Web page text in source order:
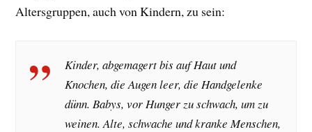
Altersgruppen, auch von Kindern, zu sein:
Kinder, abgemagert bis auf Haut und
Knochen, die Augen leer, die Handgelenke
dünn. Babys, vor Hunger zu schwach, um zu
weinen. Alte, schwache und kranke Menschen,